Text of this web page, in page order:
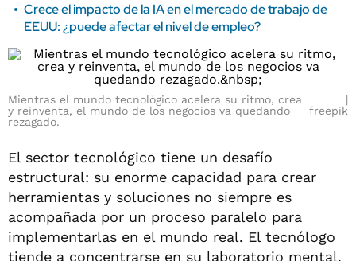
Crece el impacto de la IA en el mercado de trabajo de
EEUU: ¿puede afectar el nivel de empleo?
Mientras el mundo tecnológico acelera su ritmo, crea
y reinventa, el mundo de los negocios va quedando
rezagado.
freepik
El sector tecnológico tiene un desafío
estructural: su enorme capacidad para crear
herramientas y soluciones no siempre es
acompañada por un proceso paralelo para
implementarlas en el mundo real. El tecnólogo
tiende a concentrarse en su laboratorio mental,